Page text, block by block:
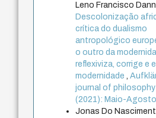
Leno Francisco
Descolonização
crítica do dualismo
antropológico
o outro da
reflexiviza, corrige e
modernidade,
journal of philosophy:
(2021): Maio-Agosto
Jonas Do